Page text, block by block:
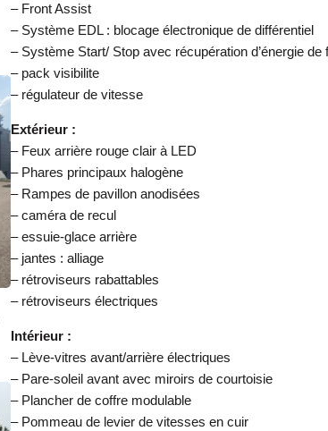
– Front Assist
– Système EDL : blocage électronique de différentiel
– Système Start/ Stop avec récupération d’énergie de
– pack visibilite
– régulateur de vitesse
Extérieur :
– Feux arrière rouge clair à LED
– Phares principaux halogène
– Rampes de pavillon anodisées
– caméra de recul
– essuie-glace arrière
– jantes : alliage
– rétroviseurs rabattables
– rétroviseurs électriques
Intérieur :
– Lève-vitres avant/arrière électriques
– Pare-soleil avant avec miroirs de courtoisie
– Plancher de coffre modulable
– Pommeau de levier de vitesses en cuir